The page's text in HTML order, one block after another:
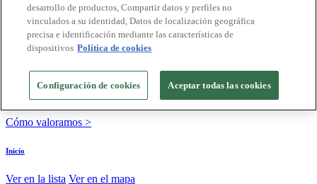
Construimos modelos sostenibles y certificamos las
buenas prácticas
+20 años promoviendo la cultura de la sostenibilidad, bajo los
principios y objetivos de Naciones Unidas
Cómo valoramos >
Inicio
Ver en la lista Ver en el mapa
desarrollo de productos, Compartir datos y perfiles no
vinculados a su identidad, Datos de localización geográfica
precisa e identificación mediante las características de
dispositivos Política de cookies
Configuración de cookies Aceptar todas las cookies